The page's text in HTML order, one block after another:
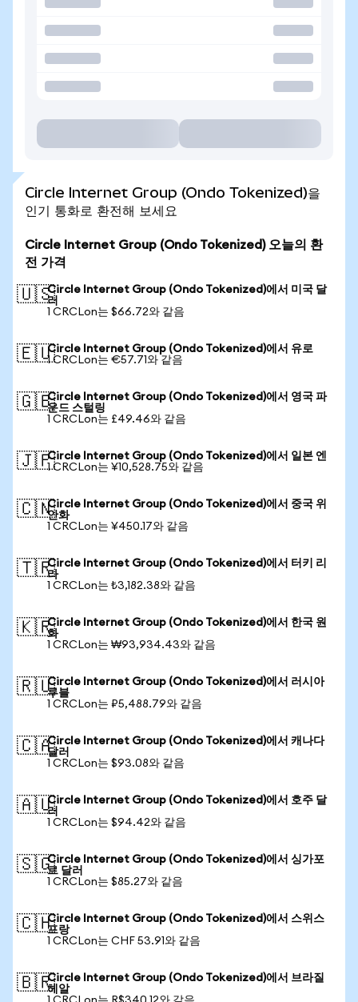
Circle Internet Group (Ondo Tokenized)을
인기 통화로 환전해 보세요
Circle Internet Group (Ondo Tokenized) 오늘의 환
전 가격
🇺🇸Circle Internet Group (Ondo Tokenized)에서 미국 달
러
1 CRCLon는 $66.72와 같음
🇪🇺Circle Internet Group (Ondo Tokenized)에서 유로
1 CRCLon는 €57.71와 같음
🇬🇧Circle Internet Group (Ondo Tokenized)에서 영국 파
운드 스털링
1 CRCLon는 £49.46와 같음
🇯🇵Circle Internet Group (Ondo Tokenized)에서 일본 엔
1 CRCLon는 ¥10,528.75와 같음
🇨🇳Circle Internet Group (Ondo Tokenized)에서 중국 위
안화
1 CRCLon는 ¥450.17와 같음
🇹🇷Circle Internet Group (Ondo Tokenized)에서 터키 리
라
1 CRCLon는 ₺3,182.38와 같음
🇰🇷Circle Internet Group (Ondo Tokenized)에서 한국 원
화
1 CRCLon는 ₩93,934.43와 같음
🇷🇺Circle Internet Group (Ondo Tokenized)에서 러시아
루블
1 CRCLon는 ₽5,488.79와 같음
🇨🇦Circle Internet Group (Ondo Tokenized)에서 캐나다
달러
1 CRCLon는 $93.08와 같음
🇦🇺Circle Internet Group (Ondo Tokenized)에서 호주 달
러
1 CRCLon는 $94.42와 같음
🇸🇬Circle Internet Group (Ondo Tokenized)에서 싱가포
르 달러
1 CRCLon는 $85.27와 같음
🇨🇭Circle Internet Group (Ondo Tokenized)에서 스위스
프랑
1 CRCLon는 CHF 53.91와 같음
🇧🇷Circle Internet Group (Ondo Tokenized)에서 브라질
헤알